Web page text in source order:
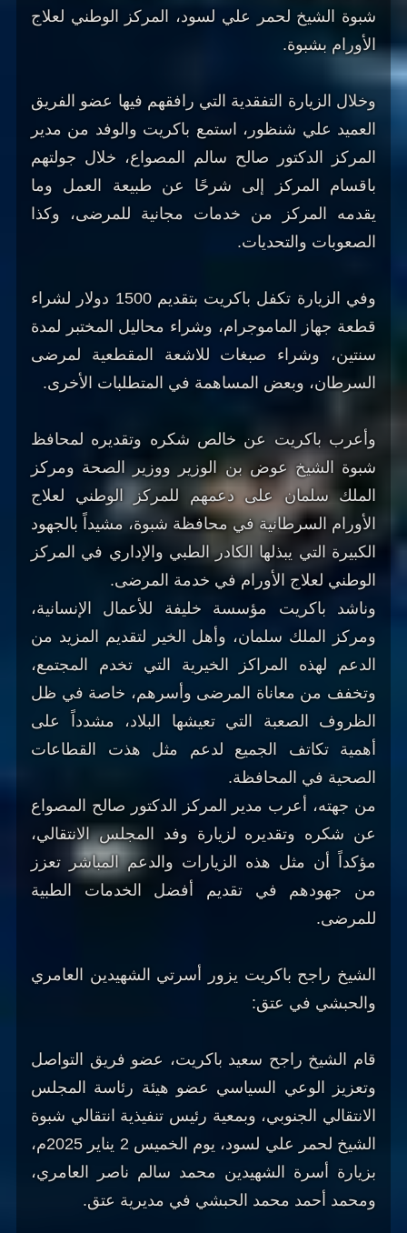
شبوة الشيخ لحمر علي لسود، المركز الوطني لعلاج
الأورام بشبوة.
وخلال الزيارة التفقدية التي رافقهم فيها عضو الفريق
العميد علي شنظور، استمع باكريت والوفد من مدير
المركز الدكتور صالح سالم المصواع، خلال جولتهم
باقسام المركز إلى شرحًا عن طبيعة العمل وما
يقدمه المركز من خدمات مجانية للمرضى، وكذا
الصعوبات والتحديات.
وفي الزيارة تكفل باكريت بتقديم 1500 دولار لشراء
قطعة جهاز الماموجرام، وشراء محاليل المختبر لمدة
سنتين، وشراء صبغات للاشعة المقطعية لمرضى
السرطان، وبعض المساهمة في المتطلبات الأخرى.
وأعرب باكريت عن خالص شكره وتقديره لمحافظ
شبوة الشيخ عوض بن الوزير ووزير الصحة ومركز
الملك سلمان على دعمهم للمركز الوطني لعلاج
الأورام السرطانية في محافظة شبوة، مشيداً بالجهود
الكبيرة التي يبذلها الكادر الطبي والإداري في المركز
الوطني لعلاج الأورام في خدمة المرضى.
وناشد باكريت مؤسسة خليفة للأعمال الإنسانية،
ومركز الملك سلمان، وأهل الخير لتقديم المزيد من
الدعم لهذه المراكز الخيرية التي تخدم المجتمع،
وتخفف من معاناة المرضى وأسرهم، خاصة في ظل
الظروف الصعبة التي تعيشها البلاد، مشدداً على
أهمية تكاتف الجميع لدعم مثل هذت القطاعات
الصحية في المحافظة.
من جهته، أعرب مدير المركز الدكتور صالح المصواع
عن شكره وتقديره لزيارة وفد المجلس الانتقالي،
مؤكداً أن مثل هذه الزيارات والدعم المباشر تعزز
من جهودهم في تقديم أفضل الخدمات الطبية
للمرضى.
الشيخ راجح باكريت يزور أسرتي الشهيدين العامري
والحبشي في عتق:
قام الشيخ راجح سعيد باكريت، عضو فريق التواصل
وتعزيز الوعي السياسي عضو هيئة رئاسة المجلس
الانتقالي الجنوبي، وبمعية رئيس تنفيذية انتقالي شبوة
الشيخ لحمر علي لسود، يوم الخميس 2 يناير 2025م،
بزيارة أسرة الشهيدين محمد سالم ناصر العامري،
ومحمد أحمد محمد الحبشي في مديرية عتق.